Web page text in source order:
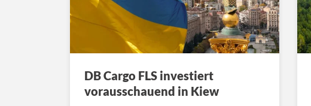
DB Cargo FLS investiert
vorausschauend in Kiew